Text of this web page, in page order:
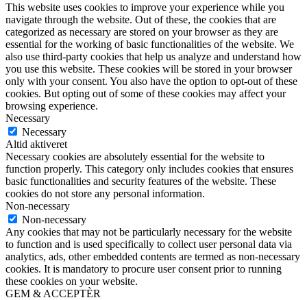
This website uses cookies to improve your experience while you
navigate through the website. Out of these, the cookies that are
categorized as necessary are stored on your browser as they are
essential for the working of basic functionalities of the website. We
also use third-party cookies that help us analyze and understand how
you use this website. These cookies will be stored in your browser
only with your consent. You also have the option to opt-out of these
cookies. But opting out of some of these cookies may affect your
browsing experience.
Necessary
Necessary
Altid aktiveret
Necessary cookies are absolutely essential for the website to
function properly. This category only includes cookies that ensures
basic functionalities and security features of the website. These
cookies do not store any personal information.
Non-necessary
Non-necessary
Any cookies that may not be particularly necessary for the website
to function and is used specifically to collect user personal data via
analytics, ads, other embedded contents are termed as non-necessary
cookies. It is mandatory to procure user consent prior to running
these cookies on your website.
GEM & ACCEPTÈR